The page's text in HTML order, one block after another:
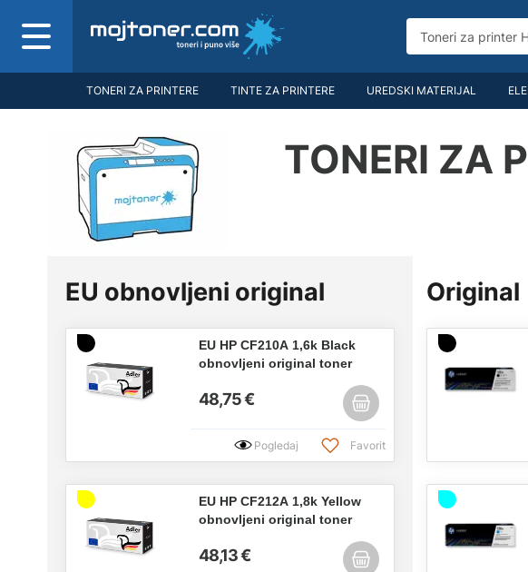
TONERI ZA PRINTERE TINTE ZA PRINTERE UREDSKI MATERIJAL
TONERI ZA
EU obnovljeni original
EU HP CF210A 1,6k Black
obnovljeni original toner
48,75 €
Pogledaj Favorit
EU HP CF212A 1,8k Yellow
obnovljeni original toner
48,13 €
Original